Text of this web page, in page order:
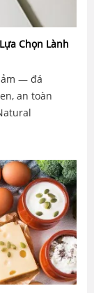
Chọn Lành
— đá
an toàn